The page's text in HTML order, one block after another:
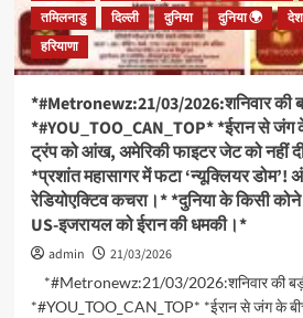
तमिलनाडु
दिल्ली दुनिया दुनिया 🌍 देश
हरियाणा
*#Metronewz:21/03/2026:शनिवार की
*#YOU_TOO_CAN_TOP* *ईरान से जंग
ट्रंप को आंख, अमेरिकी फाइटर जेट को नहीं
*प्रशांत महासागर में फटा ‘न्यूक्लियर
रेडियोएक्टिव कचरा।* *दुनिया के किसी
US-इजरायल को ईरान की धमकी।*
admin
21/03/2026
*#Metronewz:21/03/2026:शनिवार की
*#YOU_TOO_CAN_TOP* *ईरान से जंग के